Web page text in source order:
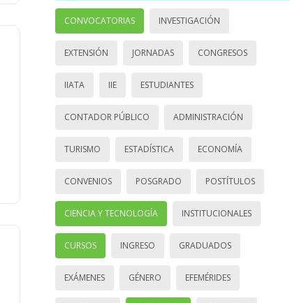
CONVOCATORIAS INVESTIGACIÓN
EXTENSIÓN JORNADAS CONGRESOS
IIATA IIE ESTUDIANTES
CONTADOR PÚBLICO ADMINISTRACIÓN
TURISMO ESTADÍSTICA ECONOMÍA
CONVENIOS POSGRADO POSTÍTULOS
CIENCIA Y TECNOLOGÍA INSTITUCIONALES
CURSOS INGRESO GRADUADOS
EXÁMENES GÉNERO EFEMÉRIDES